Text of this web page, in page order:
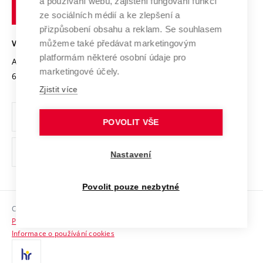
Open Science
Projekty
Projekty ze strukturálních fondů
Specifický výzkum
Mezinárodní dohody
Univerzitní sítě
Podnikavá univerzita / ContriBUTe
Bezpečná univerzita
Vyznamenání
Organizační struktura
Ochrana osobních údajů
odkaz)
Sociální bezpečí
HR Award
technické
VYSOKÉ UČENÍ TECHNICKÉ V BRNĚ
Antonínská 548/1
602 00 Brno
www.vut.cz
vut@vutbr.cz
Copyright © 2026 VUT
Prohlášení o přístupnosti
Informace o používání cookies
ze sociálních médií a ke zlepšení a
přizpůsobení obsahu a reklam. Se souhlasem
můžeme také předávat marketingovým
platformám některé osobní údaje pro
marketingové účely.
Zjistit více
POVOLIT VŠE
Nastavení
Povolit pouze nezbytné